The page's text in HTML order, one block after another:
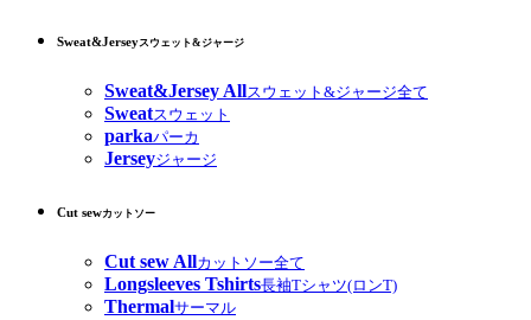
Sweat&Jerseyスウェット&ジャージ
Sweat&Jersey Allスウェット&ジャージ全て
Sweatスウェット
parkaパーカ
Jerseyジャージ
Cut sewカットソー
Cut sew Allカットソー全て
Longsleeves Tshirts長袖Tシャツ(ロンT)
Thermalサーマル